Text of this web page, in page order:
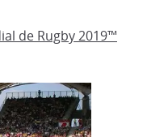
de Rugby 2019™